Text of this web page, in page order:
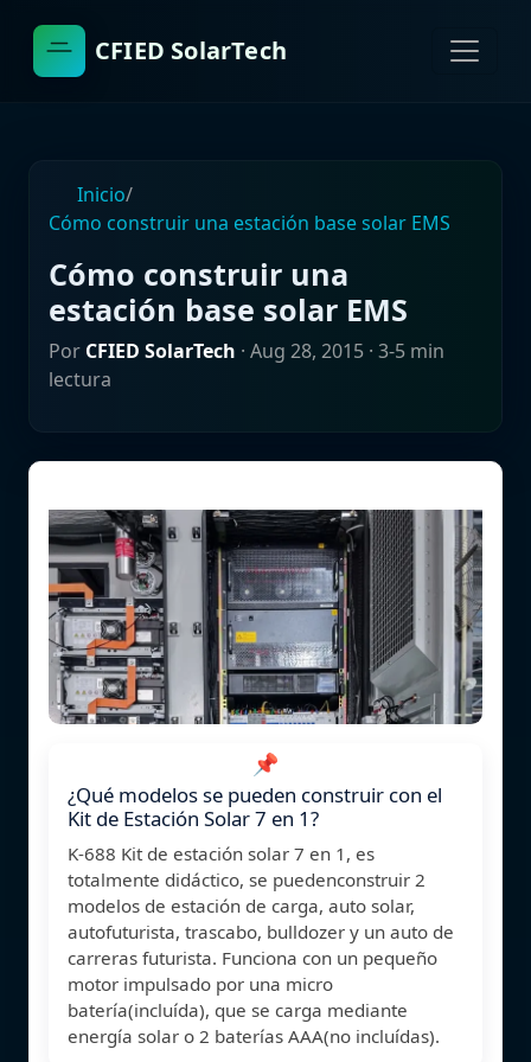
CFIED SolarTech
Inicio/
Cómo construir una estación base solar EMS
Cómo construir una
estación base solar EMS
Por CFIED SolarTech · Aug 28, 2015 · 3-5 min
lectura
📌
¿Qué modelos se pueden construir con el
Kit de Estación Solar 7 en 1?
K-688 Kit de estación solar 7 en 1, es
totalmente didáctico, se puedenconstruir 2
modelos de estación de carga, auto solar,
autofuturista, trascabo, bulldozer y un auto de
carreras futurista. Funciona con un pequeño
motor impulsado por una micro
batería(incluída), que se carga mediante
energía solar o 2 baterías AAA(no incluídas).